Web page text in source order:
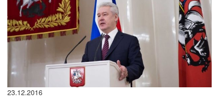
23.12.2016